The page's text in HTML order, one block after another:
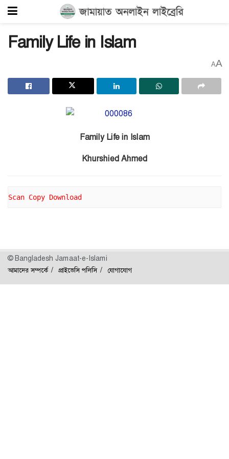
Family Life in Islam
AA
Family Life in Islam
Khurshied Ahmed
Scan Copy Download
© Bangladesh Jamaat-e-Islami
আমাদের সম্পর্কে প্রাইভেসি পলিসি যোগাযোগ